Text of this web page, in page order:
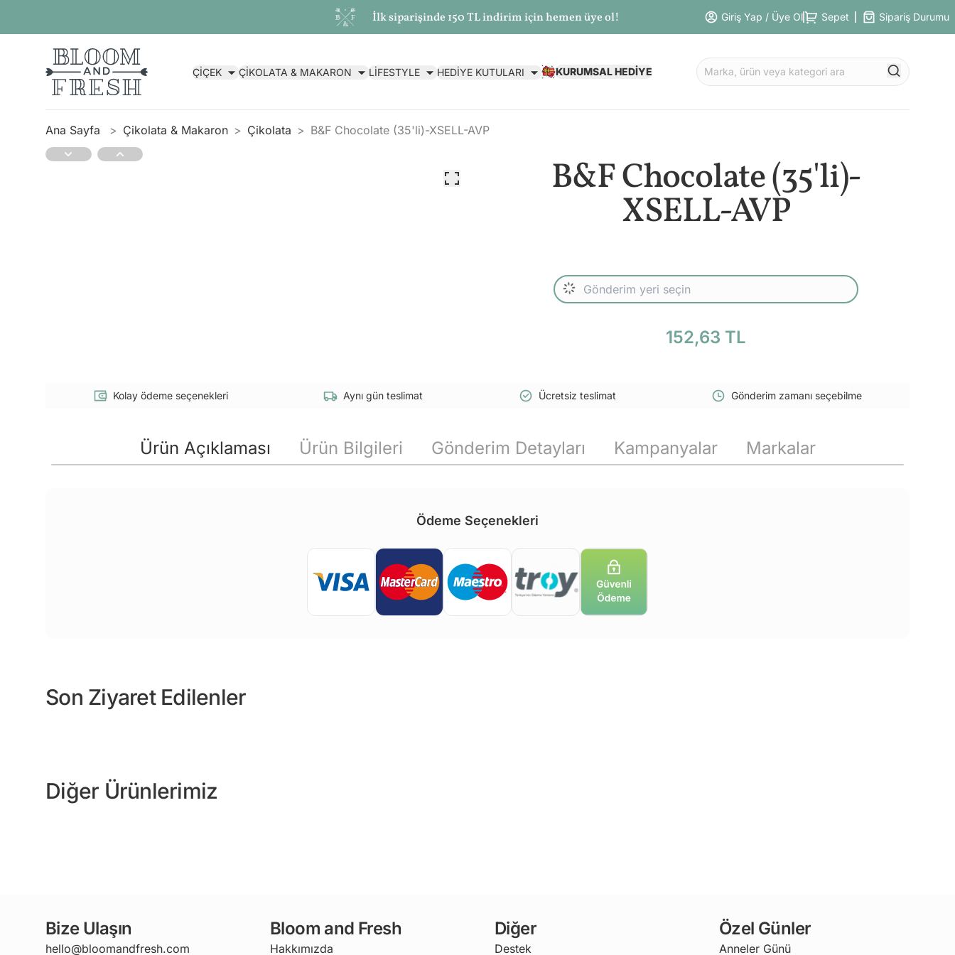
İlk siparişinde 150 TL indirim için hemen üye ol! Giriş Yap / Üye Ol Sepet Sipariş Durumu
ÇİÇEK ÇİKOLATA & MAKARON LİFESTYLE HEDİYE KUTULARI KURUMSAL HEDİYE
Ana Sayfa Çikolata & Makaron Çikolata B&F Chocolate (35'li)-XSELL-AVP
B&F Chocolate (35'li)-
XSELL-AVP
152,63 TL
Kolay ödeme seçenekleri Aynı gün teslimat Ücretsiz teslimat Gönderim zamanı seçebilme
Ürün Açıklaması Ürün Bilgileri Gönderim Detayları Kampanyalar Markalar
Ödeme Seçenekleri
Son Ziyaret Edilenler
Diğer Ürünlerimiz
Bize Ulaşın
hello@bloomandfresh.com
Bloom and Fresh
Hakkımızda
Diğer
Destek
Özel Günler
Anneler Günü